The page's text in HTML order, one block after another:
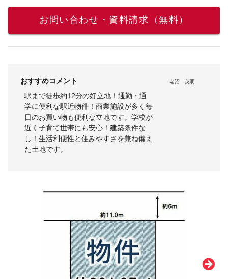
お問い合わせ・資料請求（無料）
おすすめコメント
駅まで徒歩約12分の好立地！通勤・通
学に便利な駅近物件！商業施設が多く毎
日のお買い物も便利な立地です。学校が
近く子育て世帯にも安心！建築条件な
し！生活利便性と住みやすさを兼ね備え
た土地です。
老沼 英明